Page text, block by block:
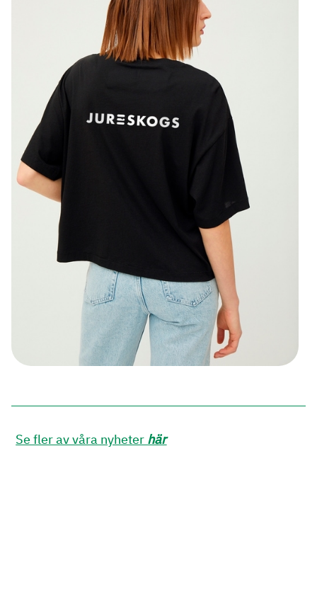
OVERSIZED T-SHIRT
250,00 kr(250,00 kr
Se fler av våra nyheter här